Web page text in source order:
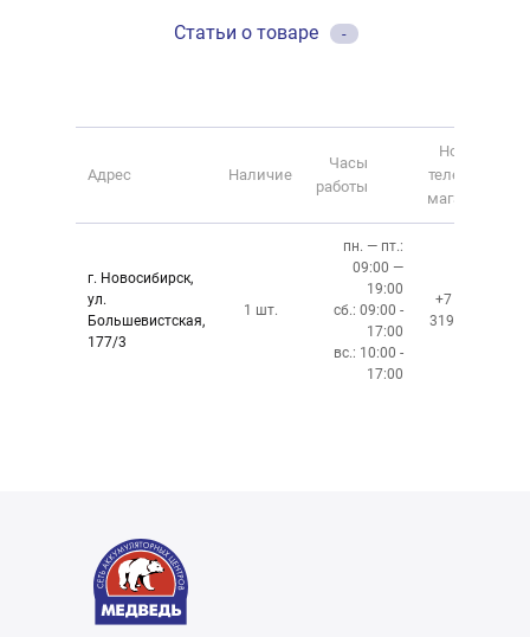
Статьи о товаре -
Адрес Наличие
Часы
работы
Номер
телефона
магазина
г. Новосибирск,
ул.
Большевистская,
177/3
1 шт.
пн. — пт.:
09:00 —
19:00
сб.: 09:00 -
17:00
вс.: 10:00 -
17:00
+7 (383)
319-10-40